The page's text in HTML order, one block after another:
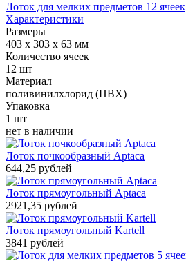
Лоток для мелких предметов 12 ячеек
Характеристики
Размеры
403 x 303 x 63 мм
Количество ячеек
12 шт
Материал
поливинилхлорид (ПВХ)
Упаковка
1 шт
нет в наличии
Лоток почкообразный Aptaca
644,25 рублей
Лоток прямоугольный Aptaca
2921,35 рублей
Лоток прямоугольный Kartell
3841 рублей